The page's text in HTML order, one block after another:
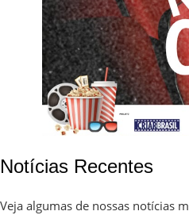
Notícias Recentes
Veja algumas de nossas notícias